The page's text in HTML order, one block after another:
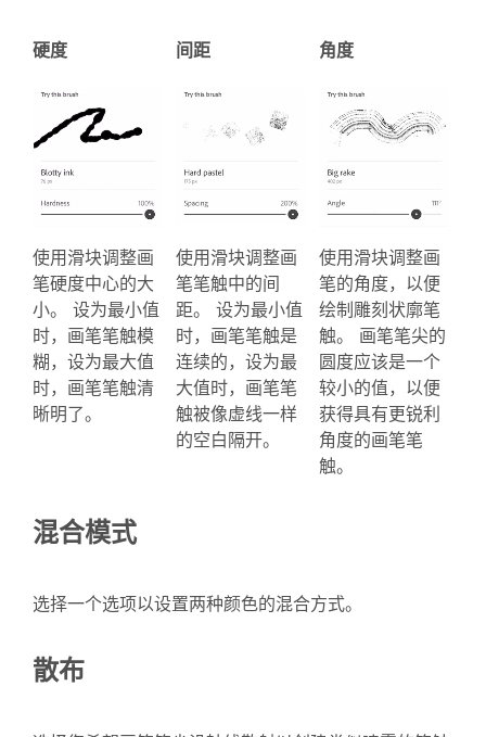
硬度
使用滑块调整画
笔硬度中心的大
小。 设为最小值
时，画笔笔触模
糊，设为最大值
时，画笔笔触清
晰明了。
间距
使用滑块调整画
笔笔触中的间
距。 设为最小值
时，画笔笔触是
连续的，设为最
大值时，画笔笔
触被像虚线一样
的空白隔开。
角度
使用滑块调整画
笔的角度，以便
绘制雕刻状廓笔
触。 画笔笔尖的
圆度应该是一个
较小的值，以便
获得具有更锐利
角度的画笔笔
触。
混合模式
选择一个选项以设置两种颜色的混合方式。
散布